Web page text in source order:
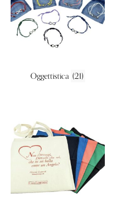
Oggettistica (21)